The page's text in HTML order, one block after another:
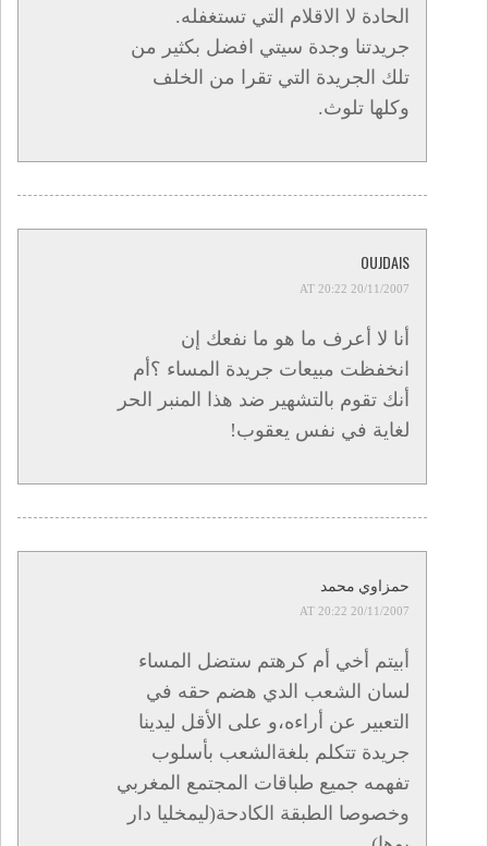
الحادة لا الاقلام التي تستغفله.
جريدتنا وجدة سيتي افضل بكثير من
تلك الجريدة التي تقرا من الخلف
وكلها تلوث.
OUJDAIS
20/11/2007 AT 20:22
أنا لا أعرف ما هو ما نفعك إن
انخفظت مبيعات جريدة المساء ؟أم
أنك تقوم بالتشهير ضد هذا المنبر الحر
لغاية في نفس يعقوب!
حمزاوي محمد
20/11/2007 AT 20:22
أبيتم أخي أم كرهتم ستضل المساء
لسان الشعب الدي هضم حقه في
التعبير عن أراءه،و على الأقل ليدينا
جريدة تتكلم بلغةالشعب بأسلوب
تفهمه جميع طباقات المجتمع المغربي
وخصوصا الطبقة الكادحة(ليمخليا دار